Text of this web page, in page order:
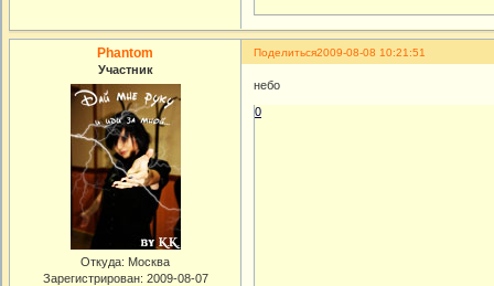
Поделиться2009-08-08 10:21:51
Phantom
Участник
Откуда: Москва
Зарегистрирован: 2009-08-07
небо
0